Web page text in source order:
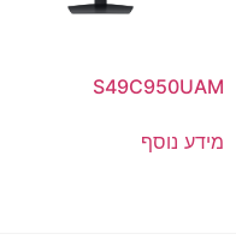
S49C950UAM
מידע נוסף